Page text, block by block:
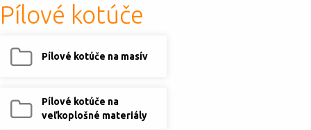
Pílové kotúče
Pílové kotúče na masív
Pílové kotúče na
veľkoplošné materiály